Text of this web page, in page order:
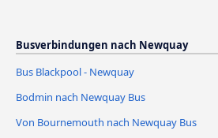
Busverbindungen nach Newquay
Bus Blackpool - Newquay
Bodmin nach Newquay Bus
Von Bournemouth nach Newquay Bus